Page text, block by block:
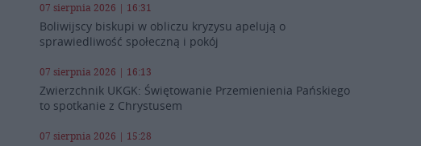
07 sierpnia 2026 | 16:31
Boliwijscy biskupi w obliczu kryzysu apelują o
sprawiedliwość społeczną i pokój
07 sierpnia 2026 | 16:13
Zwierzchnik UKGK: Świętowanie Przemienienia Pańskiego
to spotkanie z Chrystusem
07 sierpnia 2026 | 15:28